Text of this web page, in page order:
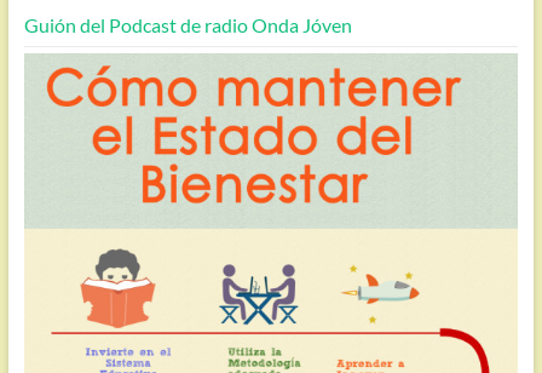
Guión del Podcast de radio Onda Jóven